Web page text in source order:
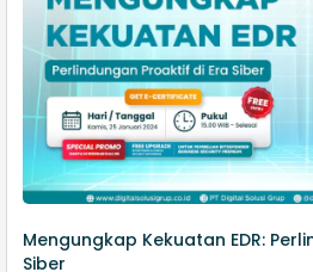
Mengungkap Kekuatan EDR:
Siber